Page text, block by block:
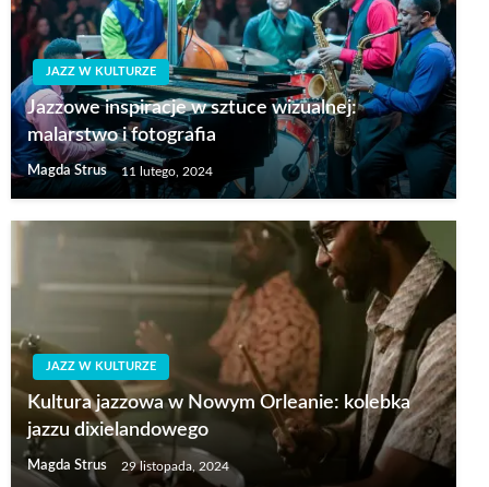
JAZZ W KULTURZE
Jazzowe inspiracje w sztuce wizualnej:
malarstwo i fotografia
Magda Strus 11 lutego, 2024
JAZZ W KULTURZE
Kultura jazzowa w Nowym Orleanie: kolebka
jazzu dixielandowego
Magda Strus 29 listopada, 2024